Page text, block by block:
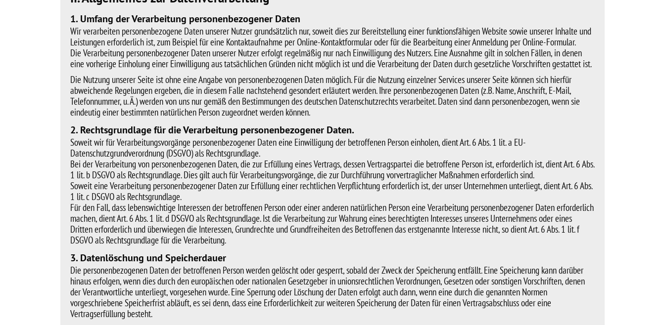
1. Umfang der Verarbeitung personenbezogener Daten
Wir verarbeiten personenbezogene Daten unserer Nutzer grundsätzlich nur, soweit dies zur Bereitstellung einer funktionsfähigen Website sowie unserer Inhalte und
Leistungen erforderlich ist, zum Beispiel für eine Kontaktaufnahme per Online-Kontaktformular oder für die Bearbeitung einer Anmeldung per Online-Formular.
Die Verarbeitung personenbezogener Daten unserer Nutzer erfolgt regelmäßig nur nach Einwilligung des Nutzers. Eine Ausnahme gilt in solchen Fällen, in denen
eine vorherige Einholung einer Einwilligung aus tatsächlichen Gründen nicht möglich ist und die Verarbeitung der Daten durch gesetzliche Vorschriften gestattet ist.
Die Nutzung unserer Seite ist ohne eine Angabe von personenbezogenen Daten möglich. Für die Nutzung einzelner Services unserer Seite können sich hierfür
abweichende Regelungen ergeben, die in diesem Falle nachstehend gesondert erläutert werden. Ihre personenbezogenen Daten (z.B. Name, Anschrift, E-Mail,
Telefonnummer, u. Ä.) werden von uns nur gemäß den Bestimmungen des deutschen Datenschutzrechts verarbeitet. Daten sind dann personenbezogen, wenn sie
eindeutig einer bestimmten natürlichen Person zugeordnet werden können.
2. Rechtsgrundlage für die Verarbeitung personenbezogener Daten.
Soweit wir für Verarbeitungsvorgänge personenbezogener Daten eine Einwilligung der betroffenen Person einholen, dient Art. 6 Abs. 1 lit. a EU-
Datenschutzgrundverordnung (DSGVO) als Rechtsgrundlage.
Bei der Verarbeitung von personenbezogenen Daten, die zur Erfüllung eines Vertrags, dessen Vertragspartei die betroffene Person ist, erforderlich ist, dient Art. 6 Abs.
1 lit. b DSGVO als Rechtsgrundlage. Dies gilt auch für Verarbeitungsvorgänge, die zur Durchführung vorvertraglicher Maßnahmen erforderlich sind.
Soweit eine Verarbeitung personenbezogener Daten zur Erfüllung einer rechtlichen Verpflichtung erforderlich ist, der unser Unternehmen unterliegt, dient Art. 6 Abs.
1 lit. c DSGVO als Rechtsgrundlage.
Für den Fall, dass lebenswichtige Interessen der betroffenen Person oder einer anderen natürlichen Person eine Verarbeitung personenbezogener Daten erforderlich
machen, dient Art. 6 Abs. 1 lit. d DSGVO als Rechtsgrundlage. Ist die Verarbeitung zur Wahrung eines berechtigten Interesses unseres Unternehmens oder eines
Dritten erforderlich und überwiegen die Interessen, Grundrechte und Grundfreiheiten des Betroffenen das erstgenannte Interesse nicht, so dient Art. 6 Abs. 1 lit. f
DSGVO als Rechtsgrundlage für die Verarbeitung.
3. Datenlöschung und Speicherdauer
Die personenbezogenen Daten der betroffenen Person werden gelöscht oder gesperrt, sobald der Zweck der Speicherung entfällt. Eine Speicherung kann darüber
hinaus erfolgen, wenn dies durch den europäischen oder nationalen Gesetzgeber in unionsrechtlichen Verordnungen, Gesetzen oder sonstigen Vorschriften, denen
der Verantwortliche unterliegt, vorgesehen wurde. Eine Sperrung oder Löschung der Daten erfolgt auch dann, wenn eine durch die genannten Normen
vorgeschriebene Speicherfrist abläuft, es sei denn, dass eine Erforderlichkeit zur weiteren Speicherung der Daten für einen Vertragsabschluss oder eine
Vertragserfüllung besteht.